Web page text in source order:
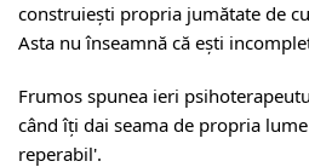
construiești propria jumătate de
Asta nu înseamnă că ești
Frumos spunea ieri
când îți dai seama de propria
reperabil'.